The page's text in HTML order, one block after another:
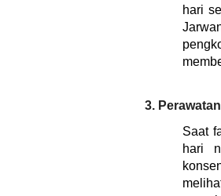
hari
3.
Saat
hari